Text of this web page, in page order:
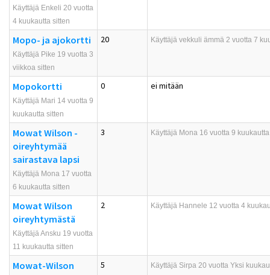
Käyttäjä Enkeli 20 vuotta
4 kuukautta sitten
Mopo- ja ajokortti
Käyttäjä Pike 19 vuotta 3
viikkoa sitten
20 Käyttäjä vekkuli ämmä 2 vuotta 7
Mopokortti
Käyttäjä Mari 14 vuotta 9
kuukautta sitten
0 ei mitään
Mowat Wilson -
oireyhtymää
sairastava lapsi
Käyttäjä Mona 17 vuotta
6 kuukautta sitten
3 Käyttäjä Mona 16 vuotta 9
Mowat Wilson
oireyhtymästä
Käyttäjä Ansku 19 vuotta
11 kuukautta sitten
2 Käyttäjä Hannele 12 vuotta 4
Mowat-Wilson 5 Käyttäjä Sirpa 20 vuotta Yksi